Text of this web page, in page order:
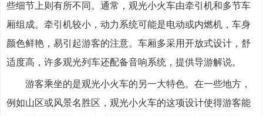
些细节上则有所不同。通常，观光小火车由牵引机和多节车
厢组成。牵引机较小，动力系统可能是电动或内燃机，车身
颜色鲜艳，易引起游客的注意。车厢多采用开放式设计，舒
适度高，许多观光列车还配备音响系统，提供导游解说。
游客乘坐的是观光小火车的另一大特色。在一些地方，
例如山区或风景名胜区，观光小火车的这项设计使得游客能